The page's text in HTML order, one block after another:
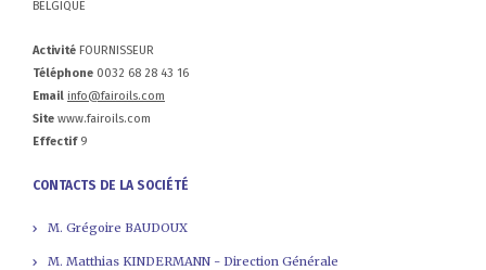
BELGIQUE
Activité FOURNISSEUR
Téléphone 0032 68 28 43 16
Email info@fairoils.com
Site www.fairoils.com
Effectif9
CONTACTS DE LA SOCIÉTÉ
M. Grégoire BAUDOUX
M. Matthias KINDERMANN - Direction Générale